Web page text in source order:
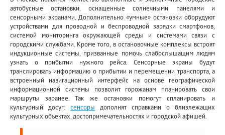
автобусные остановки, оснащенные солнечными панелями и
сенсорными экранами. Дополнительно «умные» остановки оборудуют
устройствами для проводной и беспроводной зарядки смартфонов,
системой мониторинга окружающей среды и системами связи с
городскими службами. Кроме того, в остановочные комплексы встроят
индукционные системы, призванные помочь слабослышащим людям
узнать о прибытии нужного рейса. Сенсорные экраны будут
транслировать информацию о прибытии и перемещении транспорта, а
встроенный навигационный интерфейс на основе географической
информационной системы позволит горожанам планировать свои
маршруты заранее. Так же остановки помогут спланировать и
культурный досуг: сенсоры дополнят справками о близлежащих
культурных объектах, достопримечательностях и городской афишей.